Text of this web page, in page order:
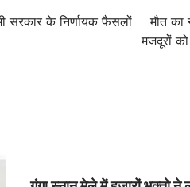
सरकार के निर्णायक फैसलों
मौत का
मजदूरों